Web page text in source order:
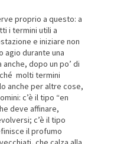
proprio a questo: a
i termini utili a
e iniziare non
agio durante una
dopo un po’ di
molti termini
anche per altre cose,
c’è il tipo “en
deve affinare,
c’è il tipo
il profumo